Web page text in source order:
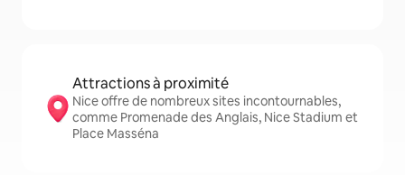
Attractions à proximité
Nice offre de nombreux sites incontournables,
comme Promenade des Anglais, Nice Stadium et
Place Masséna